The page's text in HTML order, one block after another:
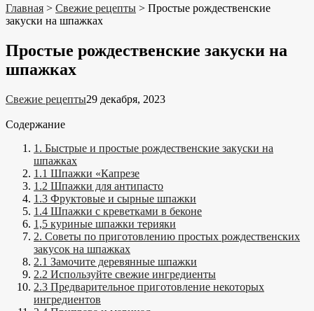
Главная > Свежие рецепты > Простые рождественские
закуски на шпажках
Простые рождественские закуски на
шпажках
Свежие рецепты29 декабря, 2023
Содержание
1. Быстрые и простые рождественские закуски на
шпажках
1.1 Шпажки «Капрезе
1.2 Шпажки для антипасто
1.3 Фруктовые и сырные шпажки
1.4 Шпажки с креветками в беконе
1,5 куриные шпажки терияки
2. Советы по приготовлению простых рождественских
закусок на шпажках
2.1 Замочите деревянные шпажки
2.2 Используйте свежие ингредиенты
2.3 Предварительное приготовление некоторых
ингредиентов